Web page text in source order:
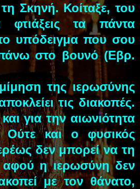
Σκηνή. Κοίταξε, του
φτιάξεις τα πάντα
υπόδειγμα που σου
στο βουνό (Εβρ.
της ιερωσύνης
τις διακοπές.
για την αιωνιότητα
και ο φυσικός
δεν μπορεί να τη
αφού η ιερωσύνη δεν
με τον θάνατο,